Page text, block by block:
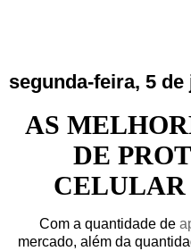
segunda-feira, 5 de
AS
DE
CELULAR
Com a quantidade de
mercado, além da